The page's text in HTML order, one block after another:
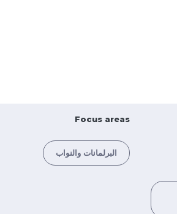
Focus areas
البرلمانات والنواب